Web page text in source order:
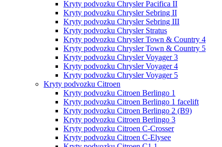
Kryty podvozku Chrysler Pacifica II
Kryty podvozku Chrysler Sebring II
Kryty podvozku Chrysler Sebring III
Kryty podvozku Chrysler Stratus
Kryty podvozku Chrysler Town & Country 4
Kryty podvozku Chrysler Town & Country 5
Kryty podvozku Chrysler Voyager 3
Kryty podvozku Chrysler Voyager 4
Kryty podvozku Chrysler Voyager 5
Kryty podvozku Citroen
Kryty podvozku Citroen Berlingo 1
Kryty podvozku Citroen Berlingo 1 facelift
Kryty podvozku Citroen Berlingo 2 (B9)
Kryty podvozku Citroen Berlingo 3
Kryty podvozku Citroen C-Crosser
Kryty podvozku Citroen C-Elysee